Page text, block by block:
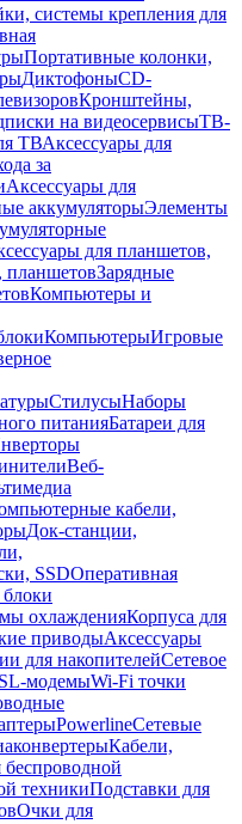
системы крепления для
Портативные колонки,
ДиктофоныCD-
Кронштейны,
на видеосервисыТВ-
ТВАксессуары для
за
Аксессуары для
аккумуляторыЭлементы
для планшетов,
планшетовЗарядные
Компьютеры и
КомпьютерыИгровые
СтилусыНаборы
питанияБатареи для
Веб-
кабели,
Док-станции,
SSDОперативная
охлажденияКорпуса для
приводыАксессуары
для накопителейСетевое
модемыWi-Fi точки
PowerlineСетевые
Кабели,
техникиПодставки для
Очки для